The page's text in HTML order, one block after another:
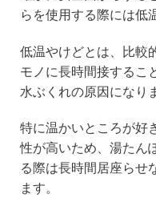
らを使用する際には低
低温やけどとは、比較
モノに長時間接するこ
水ぶくれの原因になり
特に温かいところが好
性が高いため、湯たん
る際は長時間居座らせ
ます。